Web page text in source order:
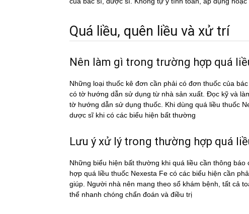
Quá liều, quên liều và xử trí
Nên làm gì trong trường hợp quá
Những loại thuốc kê đơn cần phải có đơn thuốc của
có tờ hướng dẫn sử dụng từ nhà sản xuất. Đọc kỹ và
tờ hướng dẫn sử dụng thuốc. Khi dùng quá liều thuốc
dược sĩ khi có các biểu hiện bất thường
Lưu ý xử lý trong thường hợp quá
Những biểu hiện bất thường khi quá liều cần thông
hợp quá liều thuốc Nexesta Fe có các biểu hiện cần
giúp. Người nhà nên mang theo sổ khám bệnh, tất cả
thể nhanh chóng chẩn đoán và điều trị